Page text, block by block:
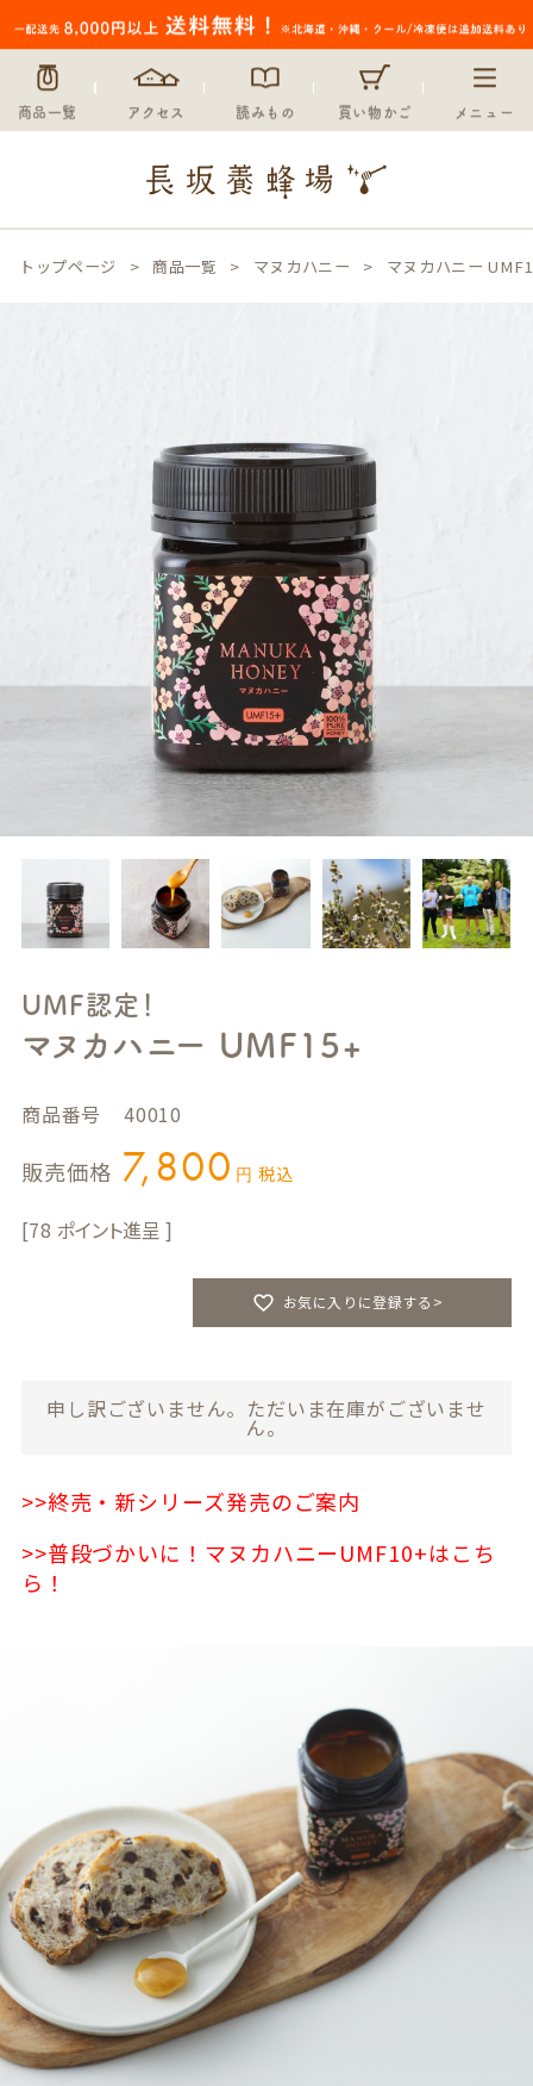
商品一覧 アクセス 読みもの 買い物かご メニュー
トップページ 商品一覧 マヌカハニー マヌカハニー
UMF認定！
マヌカハニー UMF15+
商品番号 40010
販売価格 7,800 税込
78
お気に入りに登録する>
申し訳ございません。ただいま在庫がございませ
ん。
>>終売・新シリーズ発売のご案内
>>普段づかいに！マヌカハニーUMF10+はこち
ら！